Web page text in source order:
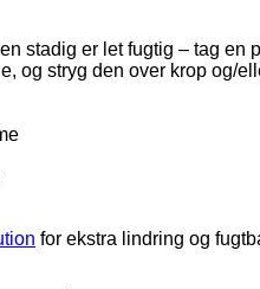
stadig er let fugtig – tag
og stryg den over krop og/
for ekstra lindring og